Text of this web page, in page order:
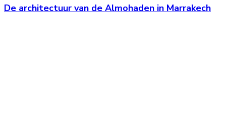
De architectuur van de Almohaden in Marrakech